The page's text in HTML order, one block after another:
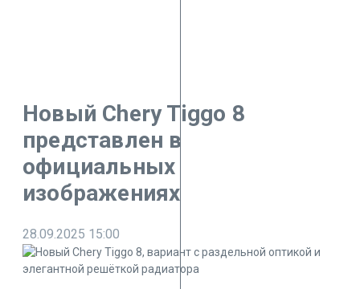
Новый Chery Tiggo 8
представлен в
официальных
изображениях
28.09.2025 15:00